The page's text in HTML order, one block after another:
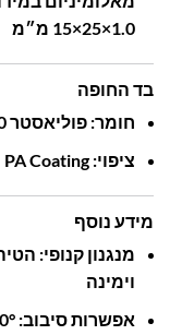
15×25×1.0‎ מ״מ
בד החופה
חומר: פוליאסטר ‎
ציפוי: ‎
PACoating‎
מידע נוסף
מנגנון קנופי:
וימינה
אפשרותסיבוב: ‎